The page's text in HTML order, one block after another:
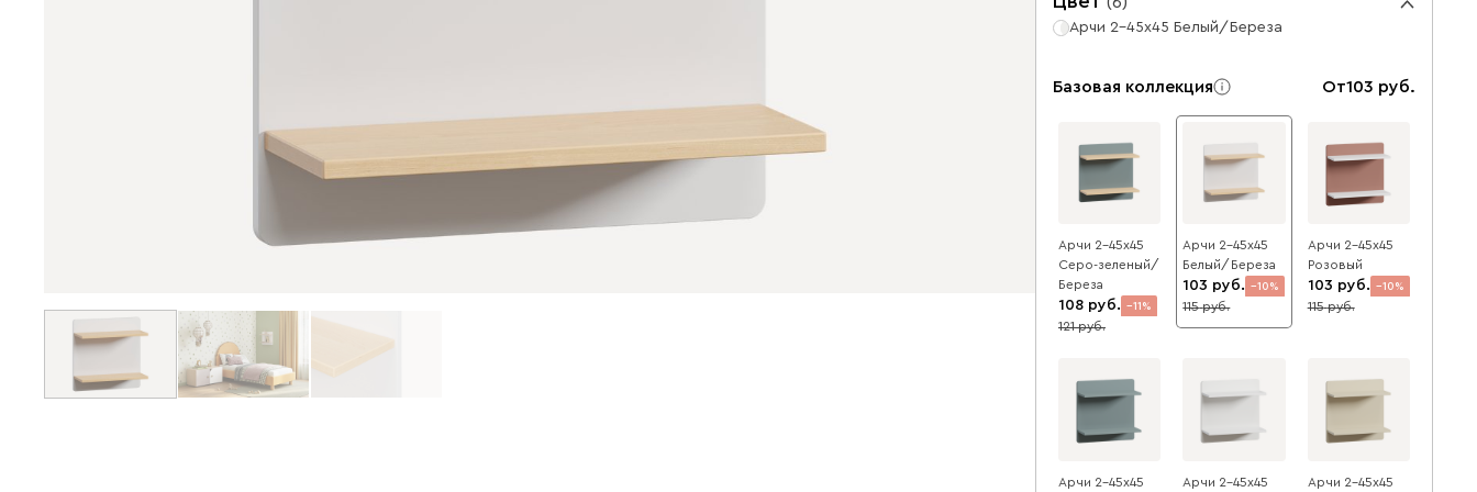
Арчи 2-45x45 Белый/Береза
Базовая коллекция От103
Арчи 2-45x45
Серо-зеленый/
Береза
108 11
121
Арчи 2-45x45
Белый/Береза
103 10
115
Арчи 2-45x45
Розовый
103 10
115
Арчи 2-45x45 Арчи 2-45x45 Арчи 2-45x45